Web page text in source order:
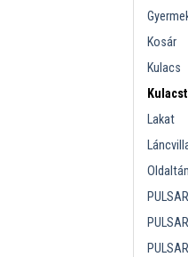
Kosár
Kulacs
Lakat